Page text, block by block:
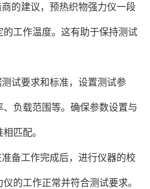
的建议，预热织物强力仪一段
工作温度。这有助于保持测试
试要求和标准，设置测试参
负载范围等。确保参数设置与
匹配。
备工作完成后，进行仪器的校
的工作正常并符合测试要求。